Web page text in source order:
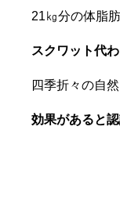
21㎏分の体脂
スクワット代
四季折々の自
効果があると